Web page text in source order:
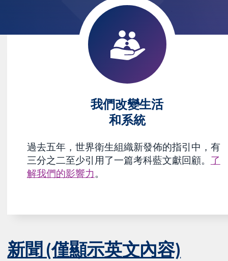
我們改變生活
和系統
過去五年，世界衛生組織新發佈的指引中，有
三分之二至少引用了一篇考科藍文獻回顧。 了
解我們的影響力 。
新聞 (僅顯示英文內容)